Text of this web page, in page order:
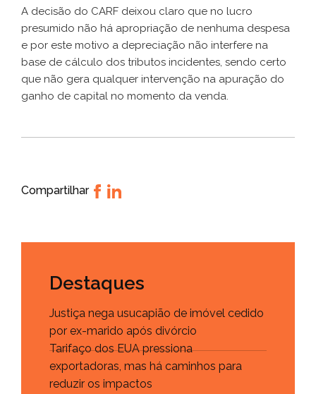
A decisão do CARF deixou claro que no lucro
presumido não há apropriação de nenhuma despesa
e por este motivo a depreciação não interfere na
base de cálculo dos tributos incidentes, sendo certo
que não gera qualquer intervenção na apuração do
ganho de capital no momento da venda.
Compartilhar
Destaques
Justiça nega usucapião de imóvel cedido
por ex-marido após divórcio
Tarifaço dos EUA pressiona
exportadoras, mas há caminhos para
reduzir os impactos